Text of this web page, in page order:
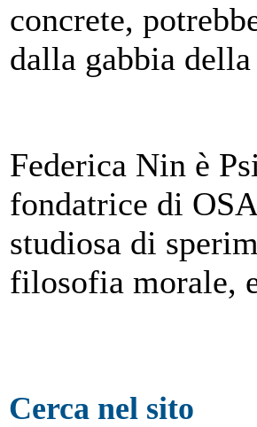
concrete,
dalla gabbia
Federica Nin è
fondatrice di
studiosa di
filosofia morale,
Cerca nel sito